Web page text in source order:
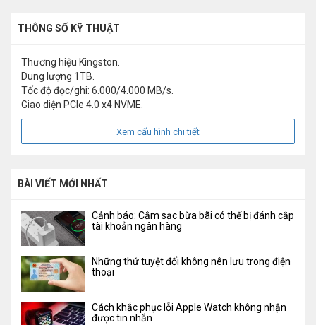
THÔNG SỐ KỸ THUẬT
Thương hiệu Kingston.
Dung lượng 1TB.
Tốc độ đọc/ghi: 6.000/4.000 MB/s.
Giao diện PCIe 4.0 x4 NVME.
Xem cấu hình chi tiết
BÀI VIẾT MỚI NHẤT
Cảnh báo: Cắm sạc bừa bãi có thể bị đánh cắp
tài khoản ngân hàng
Những thứ tuyệt đối không nên lưu trong điện
thoại
Cách khắc phục lỗi Apple Watch không nhận
được tin nhắn